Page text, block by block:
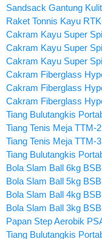
Sandsack Gantung
Raket Tonnis Kayu
Cakram Kayu Super
Cakram Kayu Super
Cakram Kayu Super
Cakram Fiberglass
Cakram Fiberglass
Cakram Fiberglass
Tiang Bulutangkis
Tiang Tenis Meja TTM-2
Tiang Tenis Meja TTM-3
Tiang Bulutangkis
Bola Slam Ball 6kg
Bola Slam Ball 5kg
Bola Slam Ball 4kg
Bola Slam Ball 3kg
Papan Step Aerobik
Tiang Bulutangkis